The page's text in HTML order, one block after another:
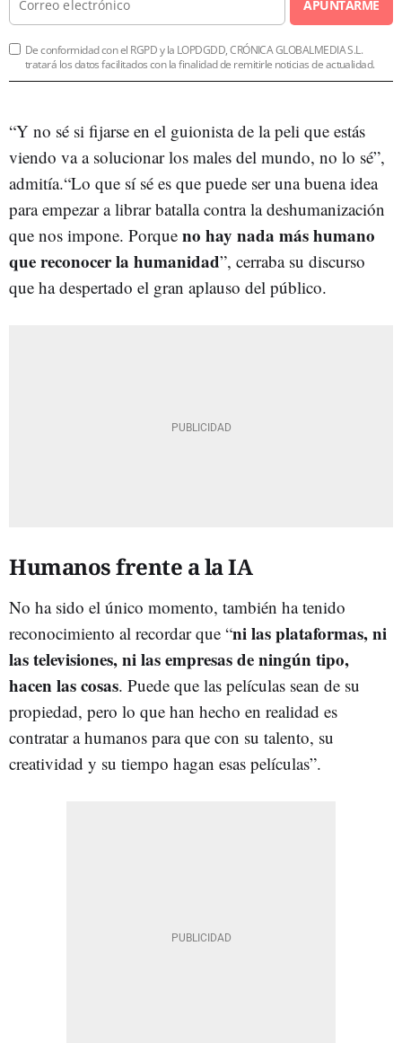
APUNTARME
De conformidad con el RGPD y la LOPDGDD, CRÓNICA GLOBALMEDIA S.L.
tratará los datos facilitados con la finalidad de remitirle noticias de actualidad.
“Y no sé si fijarse en el guionista de la peli que estás
viendo va a solucionar los males del mundo, no lo sé”,
admitía.“Lo que sí sé es que puede ser una buena idea
para empezar a librar batalla contra la deshumanización
que nos impone. Porque no hay nada más humano
que reconocer la humanidad”, cerraba su discurso
que ha despertado el gran aplauso del público.
Humanos frente a la IA
No ha sido el único momento, también ha tenido
reconocimiento al recordar que “ni las plataformas, ni
las televisiones, ni las empresas de ningún tipo,
hacen las cosas. Puede que las películas sean de su
propiedad, pero lo que han hecho en realidad es
contratar a humanos para que con su talento, su
creatividad y su tiempo hagan esas películas”.